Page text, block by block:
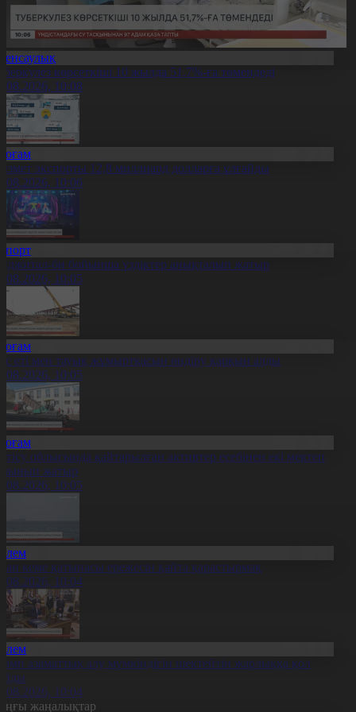
көрсеткіші 10 жылда 51,7%-ға төмендеді
10:08
экспорты 12,8 миллиард долларға ұлғайды
10:06
би бойынша үздіктер анықталып жатыр
10:05
еті мен тауық жұмыртқасын өндіру қарқын алды
10:05
облысында қайтарылған активтер есебінен екі мектеп
жатыр
10:05
кеме қатынасы ережесін қайта қарастырмақ
10:04
азаматтық алу мүмкіндігін шектейтін жарлыққа қол
10:04
жаңалықтар